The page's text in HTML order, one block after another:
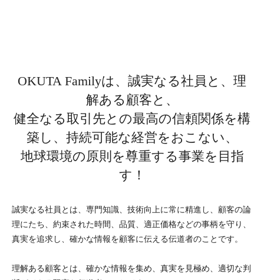
OKUTA Familyは、誠実なる社員と、理
解ある顧客と、
健全なる取引先との最高の信頼関係を構
築し、持続可能な経営をおこない、
地球環境の原則を尊重する事業を目指
す！
誠実なる社員とは、専門知識、技術向上に常に精進し、顧客の論
理にたち、約束された時間、品質、適正価格などの事柄を守り、
真実を追求し、確かな情報を顧客に伝える伝道者のことです。
理解ある顧客とは、確かな情報を集め、真実を見極め、適切な判